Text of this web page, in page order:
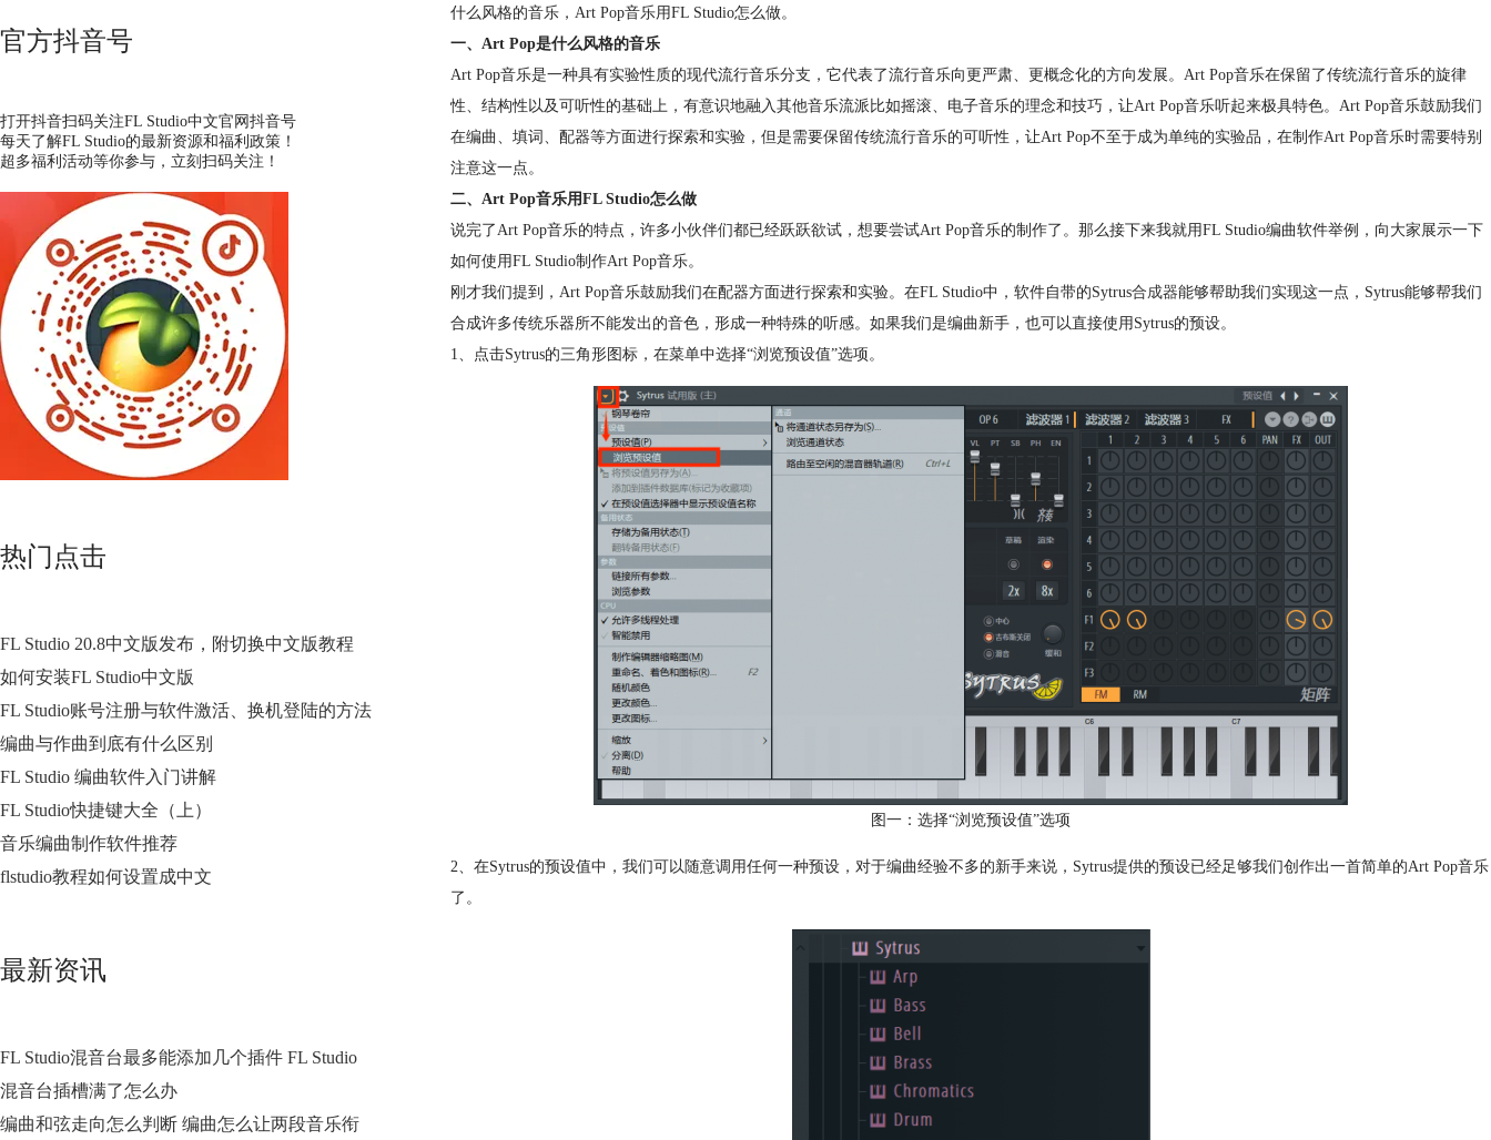
官方抖音号
打开抖音扫码关注FL Studio中文官网抖音号
每天了解FL Studio的最新资源和福利政策！
超多福利活动等你参与，立刻扫码关注！
热门点击
FL Studio 20.8中文版发布，附切换中文版教程
如何安装FL Studio中文版
FL Studio账号注册与软件激活、换机登陆的方法
编曲与作曲到底有什么区别
FL Studio 编曲软件入门讲解
FL Studio快捷键大全（上）
音乐编曲制作软件推荐
flstudio教程如何设置成中文
最新资讯
FL Studio混音台最多能添加几个插件 FL Studio
混音台插槽满了怎么办
编曲和弦走向怎么判断 编曲怎么让两段音乐衔
什么风格的音乐，Art Pop音乐用FL Studio怎么做。
一、Art Pop是什么风格的音乐
Art Pop音乐是一种具有实验性质的现代流行音乐分支，它代表了流行音乐向更严肃、更概念化的方向发展。Art Pop音乐在保留了传统流行音乐的旋律
性、结构性以及可听性的基础上，有意识地融入其他音乐流派比如摇滚、电子音乐的理念和技巧，让Art Pop音乐听起来极具特色。Art Pop音乐鼓励我们
在编曲、填词、配器等方面进行探索和实验，但是需要保留传统流行音乐的可听性，让Art Pop不至于成为单纯的实验品，在制作Art Pop音乐时需要特别
注意这一点。
二、Art Pop音乐用FL Studio怎么做
说完了Art Pop音乐的特点，许多小伙伴们都已经跃跃欲试，想要尝试Art Pop音乐的制作了。那么接下来我就用FL Studio编曲软件举例，向大家展示一下
如何使用FL Studio制作Art Pop音乐。
刚才我们提到，Art Pop音乐鼓励我们在配器方面进行探索和实验。在FL Studio中，软件自带的Sytrus合成器能够帮助我们实现这一点，Sytrus能够帮我们
合成许多传统乐器所不能发出的音色，形成一种特殊的听感。如果我们是编曲新手，也可以直接使用Sytrus的预设。
1、点击Sytrus的三角形图标，在菜单中选择“浏览预设值”选项。
图一：选择“浏览预设值”选项
2、在Sytrus的预设值中，我们可以随意调用任何一种预设，对于编曲经验不多的新手来说，Sytrus提供的预设已经足够我们创作出一首简单的Art Pop音乐
了。